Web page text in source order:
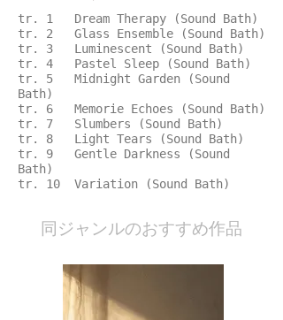
tr. 1 Dream Therapy (Sound Bath)
tr. 2 Glass Ensemble (Sound Bath)
tr. 3 Luminescent (Sound Bath)
tr. 4 Pastel Sleep (Sound Bath)
tr. 5 Midnight Garden (Sound
Bath)
tr. 6 Memorie Echoes (Sound Bath)
tr. 7 Slumbers (Sound Bath)
tr. 8 Light Tears (Sound Bath)
tr. 9 Gentle Darkness (Sound
Bath)
tr. 10 Variation (Sound Bath)
​同ジャンルのおすすめ作品